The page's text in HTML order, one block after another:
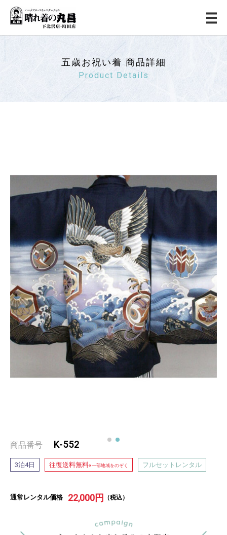
五歳お祝い着 商品詳細
Product Details
商品番号 K-552
3泊4日 往復送料無料※一部地域をのぞく フルセットレンタル
通常レンタル価格 22,000円 （税込）